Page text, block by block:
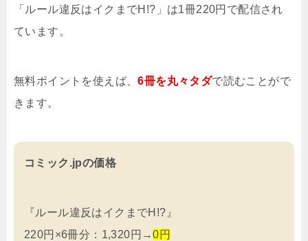
「ルール違反はイクまでH!?」は1冊220円で配信され
ています。
無料ポイントを使えば、6冊を丸々タダで読むことがで
きます。
コミック.jpの価格
『ルール違反はイクまでH!?』
220円×6冊分：1,320円→0円